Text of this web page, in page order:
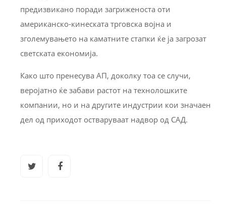
предизвикано поради загриженоста оти
американско-кинеската трговска војна и
зголемувањето на каматните стапки ќе ја загрозат
светската економија.
Како што пренесува АП, доколку тоа се случи,
веројатно ќе забави растот на технолошките
компании, но и на другите индустрии кои значаен
дел од приходот остваруваат надвор од САД.